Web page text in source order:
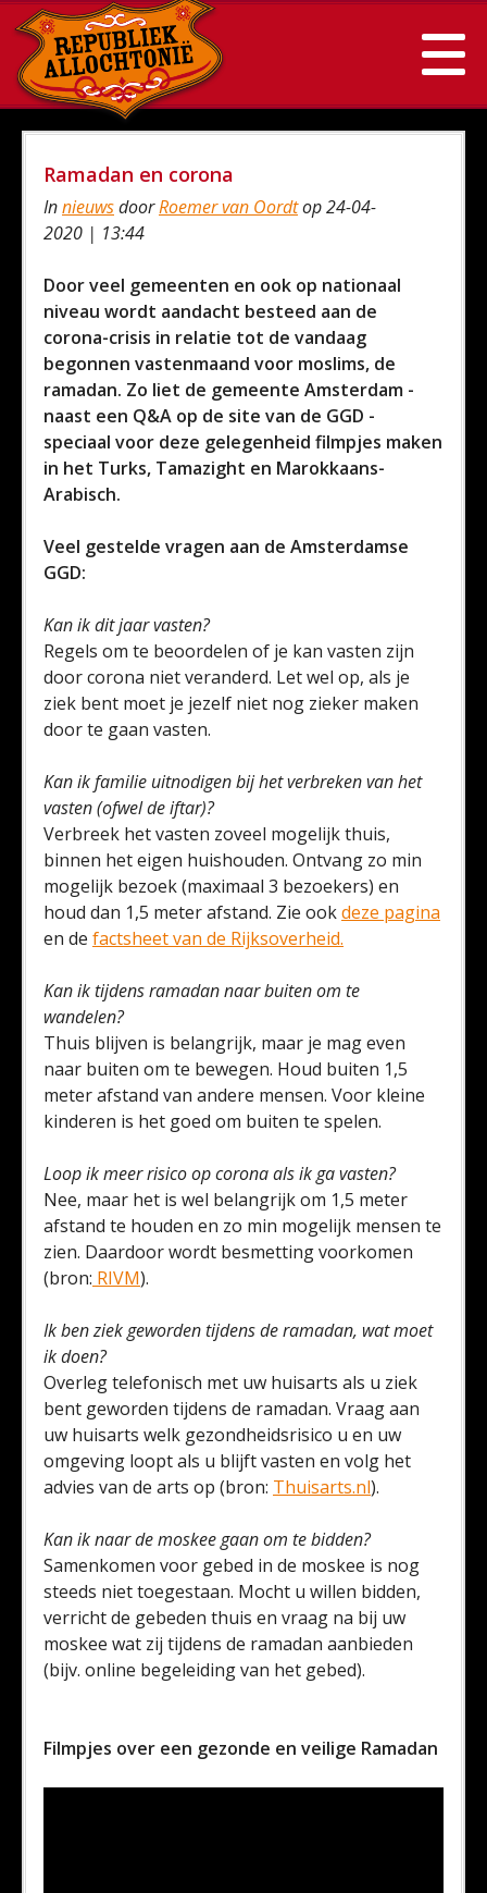
Ramadan en corona
InnieuwsdoorRoemer van Oordtop 24-04-
2020 | 13:44
Door veel gemeenten en ook op nationaal
niveau wordt aandacht besteed aan de
corona-crisis in relatie tot de vandaag
begonnen vastenmaand voor moslims, de
ramadan. Zo liet de gemeente Amsterdam -
naast een Q&A op de site van de GGD -
speciaal voor deze gelegenheid filmpjes maken
in het Turks, Tamazight en Marokkaans-
Arabisch.
Veel gestelde vragen aan de Amsterdamse
GGD:
Kan ik dit jaar vasten?
Regels om te beoordelen of je kan vasten zijn
door corona niet veranderd. Let wel op, als je
ziek bent moet je jezelf niet nog zieker maken
door te gaan vasten.
Kan ik familie uitnodigen bij het verbreken van het
vasten (ofwel de iftar)?
Verbreek het vasten zoveel mogelijk thuis,
binnen het eigen huishouden. Ontvang zo min
mogelijk bezoek (maximaal 3 bezoekers) en
houd dan 1,5 meter afstand. Zie ookdeze pagina
en de factsheet van de Rijksoverheid.
Kan ik tijdens ramadan naar buiten om te
wandelen?
Thuis blijven is belangrijk, maar je mag even
naar buiten om te bewegen. Houd buiten 1,5
meter afstand van andere mensen. Voor kleine
kinderen is het goed om buiten te spelen.
Loop ik meer risico op corona als ik ga vasten?
Nee, maar het is wel belangrijk om 1,5 meter
afstand te houden en zo min mogelijk mensen te
zien. Daardoor wordt besmetting voorkomen
(bron: RIVM).
Ik ben ziek geworden tijdens de ramadan, wat moet
ik doen?
Overleg telefonisch met uw huisarts als u ziek
bent geworden tijdens de ramadan. Vraag aan
uw huisarts welk gezondheidsrisico u en uw
omgeving loopt als u blijft vasten en volg het
advies van de arts op (bron: Thuisarts.nl).
Kan ik naar de moskee gaan om te bidden?
Samenkomen voor gebed in de moskee is nog
steeds niet toegestaan. Mocht u willen bidden,
verricht de gebeden thuis en vraag na bij uw
moskee wat zij tijdens de ramadan aanbieden
(bijv. online begeleiding van het gebed).
Filmpjes over een gezonde en veilige Ramadan